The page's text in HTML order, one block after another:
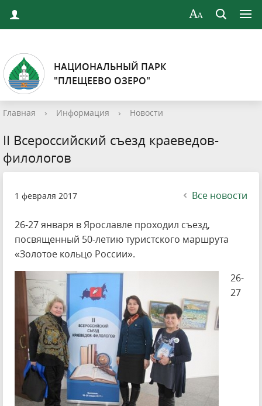
НАЦИОНАЛЬНЫЙ ПАРК
"ПЛЕЩЕЕВО ОЗЕРО"
Главная › Информация › Новости
II Всероссийский съезд краеведов-
филологов
1 февраля 2017 Все новости
26-27 января в Ярославле проходил съезд,
посвященный 50-летию туристского маршрута
«Золотое кольцо России».
26-
27